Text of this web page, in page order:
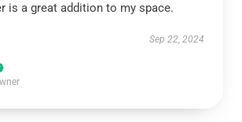
is a great addition to my space.
Sep 22, 2024